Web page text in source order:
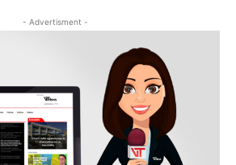
- Advertisment -